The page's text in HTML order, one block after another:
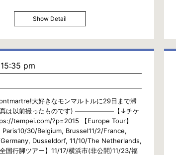
Show Detail
pm
大好きなモンマルトルに29日まで滞
は以前撮ったものです) ——————【↓チケ
tempei.com/?p=2015 【Europe Tour】
30/Belgium, Brussel11/2/France,
Dusseldorf, 11/10/The Netherlands,
国行脚ツアー】11/17/横浜市(非公開)11/23/福